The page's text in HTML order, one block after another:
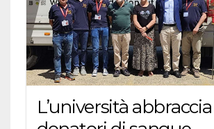
L’università